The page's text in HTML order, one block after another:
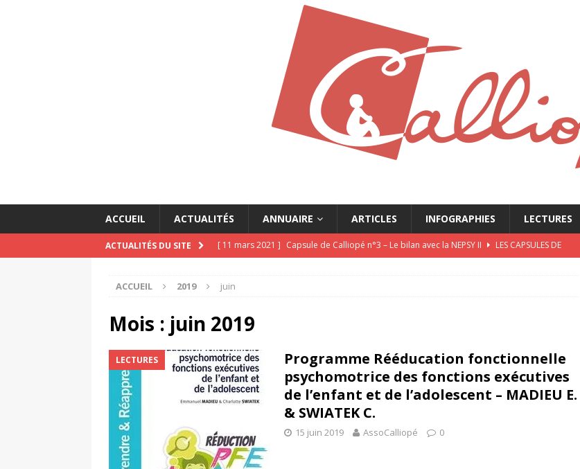
ACCUEIL ACTUALITÉS ANNUAIRE ARTICLES INFOGRAPHIES LECTURES
ACTUALITÉS DU SITE [ 11 mars 2021 ] Capsule de Calliopé n°3 – Le bilan avec la NEPSY II
LES CAPSULES DE
[ 11 mars 2021 ]
CALLIOPÉ
[ 20 novembre 2020 ] Capsule vidéo n°2 – l’entretien motivationnel
NON CLASSÉ
[ 28 mai 2021 ]
LIVE HOPTOYS – Accompagnement de l’enfant dyspraxique (TDC) en
FACEBOOK LIVE
ACCUEIL 2019 juin
Mois : juin 2019
LECTURES
Programme Rééducation fonctionnelle
psychomotrice des fonctions exécutives
de l’enfant et de l’adolescent – MADIEU E.
& SWIATEK C.
15 juin 2019 AssoCalliopé 0